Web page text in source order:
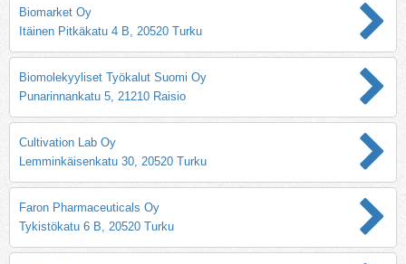
Biomarket Oy
Itäinen Pitkäkatu 4 B, 20520 Turku
Biomolekyyliset Työkalut Suomi Oy
Punarinnankatu 5, 21210 Raisio
Cultivation Lab Oy
Lemminkäisenkatu 30, 20520 Turku
Faron Pharmaceuticals Oy
Tykistökatu 6 B, 20520 Turku